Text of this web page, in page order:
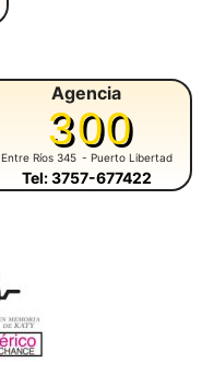
Agencia
300
Entre Ríos 345 - Puerto Libertad
Tel: 3757-677422